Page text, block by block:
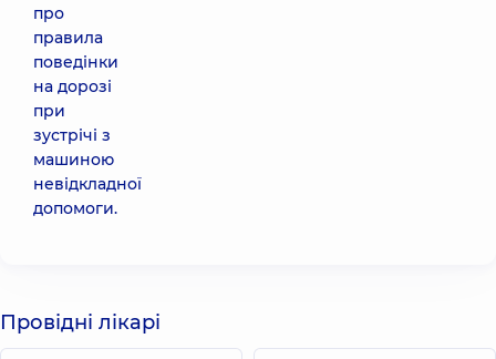
про
правила
поведінки
на дорозі
при
зустрічі з
машиною
невідкладної
допомоги.
Провідні лікарі